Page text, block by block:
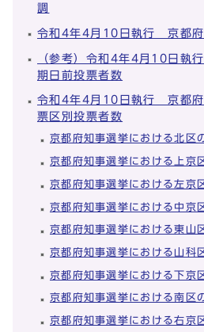
調
令和4年4月10日執行 京都
（参考）令和4年4月10日
期日前投票者数
令和4年4月10日執行 京都府
票区別投票者数
京都府知事選挙における北区
京都府知事選挙における上京
京都府知事選挙における左京
京都府知事選挙における中京
京都府知事選挙における東山
京都府知事選挙における山科
京都府知事選挙における下京
京都府知事選挙における南区
京都府知事選挙における右京